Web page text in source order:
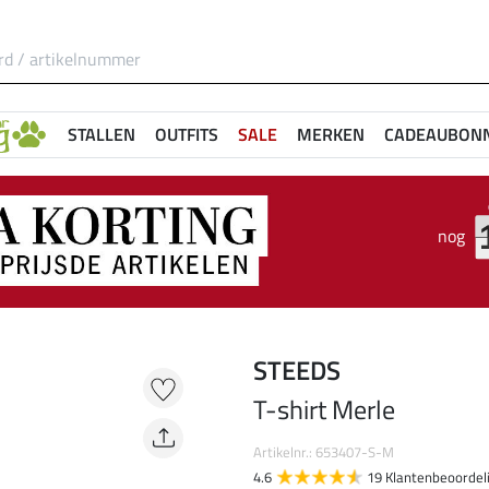
STALLEN OUTFITS SALE MERKEN
nog
STEEDS
T-shirt Merle
Artikelnr.: 653407-S-M
4.6
19